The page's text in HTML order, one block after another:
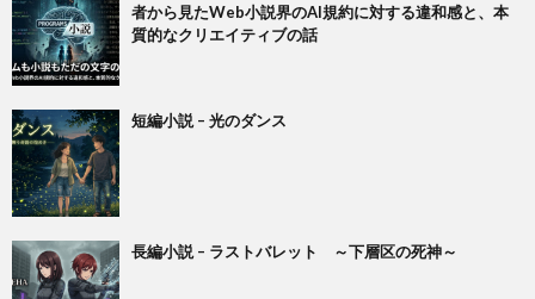
者から見たWeb小説界のAI規約に対する違和感と、本
質的なクリエイティブの話
短編小説 – 光のダンス
長編小説 – ラストバレット ～下層区の死神～